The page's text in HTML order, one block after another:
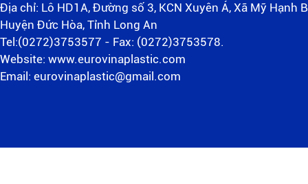
WV 158 x 12
Địa chỉ: Lô HD1A, Đường số 3, KCN Xuyên Á, Xã Mỹ Hạnh
Huyện Đức Hòa, Tỉnh Long An
Tel:(0272)3753577 - Fax: (0272)3753578.
Website: www.eurovinaplastic.com
Email: eurovinaplastic@gmail.com